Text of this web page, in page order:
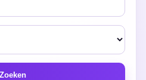
Zoeken